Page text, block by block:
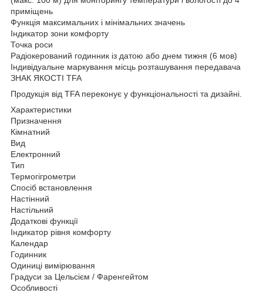
приміщень
Функція максимальних і мінімальних значень
Індикатор зони комфорту
Точка роси
Радіокерований годинник із датою або днем тижня (6 мов)
Індивідуальне маркування місць розташування передавача
ЗНАК ЯКОСТІ TFA
Продукція від TFA переконує у функціональності та дизайні.
Характеристики
Призначення
Кімнатний
Вид
Електронний
Тип
Термогігрометри
Спосіб встановлення
Настінний
Настільний
Додаткові функції
Індикатор рівня комфорту
Календар
Годинник
Одиниці вимірювання
Градуси за Цельсієм / Фаренгейтом
Особливості